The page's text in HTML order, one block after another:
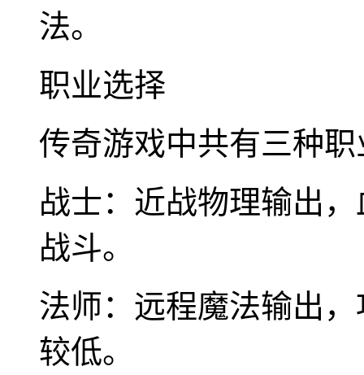
法。
职业选择
传奇游戏中共有三种
战士：近战物理输出
战斗。
法师：远程魔法输出
较低。